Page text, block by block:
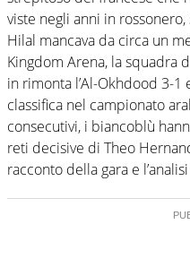
viste negli anni in
Hilal mancava da circa un
Kingdom Arena, la squadra
in rimonta l’Al-Okhdood 3-
classifica nel campionato
consecutivi, i biancoblù
reti decisive di Theo
racconto della gara e